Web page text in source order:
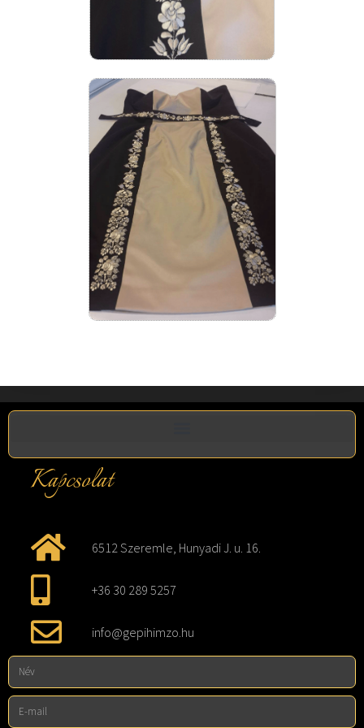
Kapcsolat
6512 Szeremle, Hunyadi J. u. 16.
+36 30 289 5257
info@gepihimzo.hu